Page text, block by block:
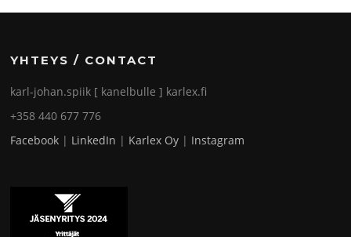
YHTEYS / CONTACT
karl-johan.spiik [ kanelbulle ] karlex.fi
+358 440 677 776
Facebook | LinkedIn | Karlex Oy | Instagram